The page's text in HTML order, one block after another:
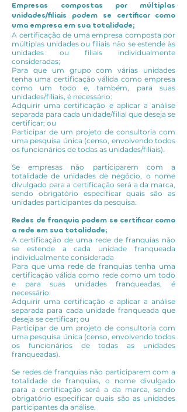
Empresas compostas por múltiplas
unidades/filiais podem se certificar como
uma empresa em sua totalidade;
A certificação de uma empresa composta por
múltiplas unidades ou filiais não se estende às
unidades ou filiais individualmente
consideradas;
Para que um grupo com várias unidades
tenha uma certificação válida como empresa
como um todo e, também, para suas
unidades/filiais, é necessário:
Adquirir uma certificação e aplicar a análise
separada para cada unidade/filial que deseja se
certificar; ou
Participar de um projeto de consultoria com
uma pesquisa única (censo, envolvendo todos
os funcionários de todas as unidades/filiais).
Se empresas não participarem com a
totalidade de unidades de negócio, o nome
divulgado para a certificação será a da marca,
sendo obrigatório especificar quais são as
unidades participantes da pesquisa.
Redes de franquia podem se certificar como
a rede em sua totalidade;
A certificação de uma rede de franquias não
se estende a cada unidade franqueada
individualmente considerada
Para que uma rede de franquias tenha uma
certificação válida como rede como um todo
e para suas unidades franqueadas, é
necessário:
Adquirir uma certificação e aplicar a análise
separada para cada unidade franqueada que
deseja se certificar; ou
Participar de um projeto de consultoria com
uma pesquisa única (censo, envolvendo todos
os funcionários de todas as unidades
franqueadas).
Se redes de franquias não participarem com a
totalidade de franquias, o nome divulgado
para a certificação será a da marca, sendo
obrigatório especificar quais são as unidades
participantes da análise.